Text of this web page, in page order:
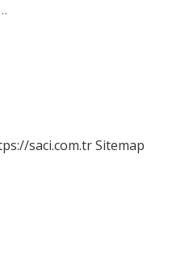
saci.com.trSitemap